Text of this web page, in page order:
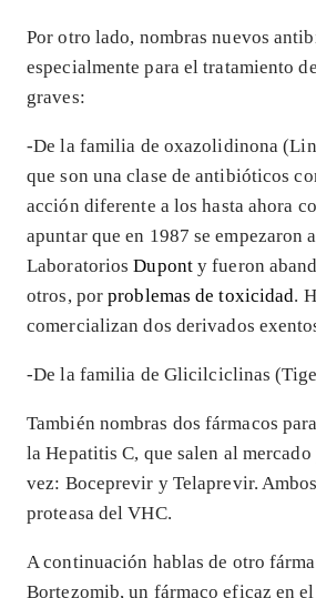
Por otro lado, nombras nuevos
especialmente para el tratamiento
graves:
-De la familia de oxazolidinona
que son una clase de antibióticos
acción diferente a los hasta ahora
apuntar que en 1987 se empezaron
LaboratoriosDuponty fueron
otros, porproblemas de toxicidad.
comercializan dos derivados
-De la familia de Glicilciclinas
También nombras dos fármacos
la Hepatitis C, que salen al
vez: Boceprevir y Telaprevir.
proteasa del VHC.
A continuación hablas de otro
Bortezomib, un fármaco eficaz en